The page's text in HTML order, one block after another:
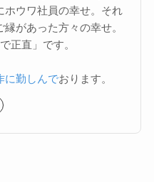
ホウワ社員の幸せ。それ
があった方々の幸せ。
正直」です。
に勤しんでおります。